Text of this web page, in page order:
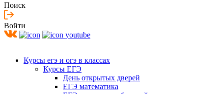
Поиск
Войти
Курсы егэ и огэ в классах
Курсы ЕГЭ
День открытых дверей
ЕГЭ математика